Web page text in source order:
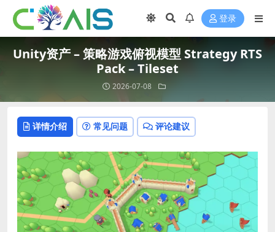
登录
Unity资产 – 策略游戏俯视模型 Strategy RTS
Pack – Tileset
2026-07-08
详情介绍 常见问题 评论建议